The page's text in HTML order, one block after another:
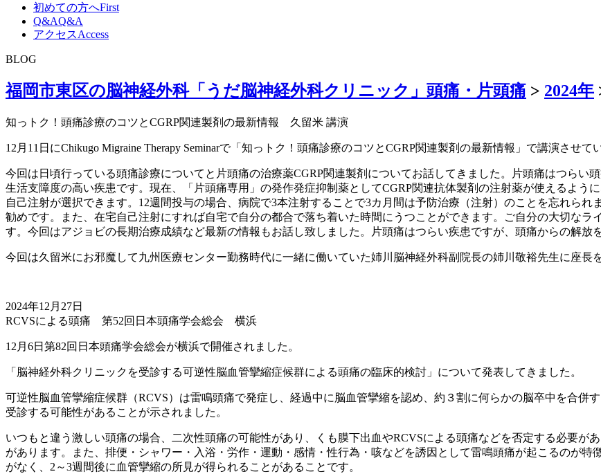
初めての方へFirst
Q&AQ&A
アクセスAccess
BLOG
福岡市東区の脳神経外科「うだ脳神経外科クリニック」頭痛・片頭痛 > 2024年
知っトク！頭痛診療のコツとCGRP関連製剤の最新情報 久留米 講演
12月11日にChikugo Migraine Therapy Seminarで「知っトク！頭痛診療のコツとCGRP関連製剤の最新情報」で講演させて
今回は日頃行っている頭痛診療についてと片頭痛の治療薬CGRP関連製剤についてお話してきました。片頭痛はつらい
生活支障度の高い疾患です。現在、「片頭痛専用」の発作発症抑制薬としてCGRP関連抗体製剤の注射薬が使えるよう
自己注射が選択できます。12週間投与の場合、病院で3本注射することで3カ月間は予防治療（注射）のことを忘れら
勧めです。また、在宅自己注射にすれば自宅で自分の都合で落ち着いた時間にうつことができます。ご自分の大切なラ
す。今回はアジョビの長期治療成績など最新の情報もお話し致しました。片頭痛はつらい疾患ですが、頭痛からの解放
今回は久留米にお邪魔して九州医療センター勤務時代に一緒に働いていた姉川脳神経外科副院長の姉川敬裕先生に座長
2024年12月27日
RCVSによる頭痛 第52回日本頭痛学会総会 横浜
12月6日第82回日本頭痛学会総会が横浜で開催されました。
「脳神経外科クリニックを受診する可逆性脳血管攣縮症候群による頭痛の臨床的検討」について発表してきました。
可逆性脳血管攣縮症候群（RCVS）は雷鳴頭痛で発症し、経過中に脳血管攣縮を認め、約３割に何らかの脳卒中を合併
受診する可能性があることが示されました。
いつもと違う激しい頭痛の場合、二次性頭痛の可能性があり、くも膜下出血やRCVSによる頭痛などを否定する必要が
があります。また、排便・シャワー・入浴・労作・運動・感情・性行為・咳などを誘因として雷鳴頭痛が起こるのが
がなく、2～3週間後に血管攣縮の所見が得られることがあることです。